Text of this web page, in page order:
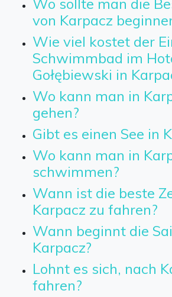
Wo sollte man die
von Karpacz
Wie viel kostet der
Schwimmbad im
Gołębiewski in
Wo kann man in
gehen?
Gibt es einen See in
Wo kann man in
schwimmen?
Wann ist die beste
Karpacz zu fahren?
Wann beginnt die
Karpacz?
Lohnt es sich, nach
fahren?